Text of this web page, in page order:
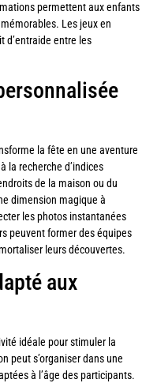
permettent aux enfants
Les jeux en
d’entraide entre les
la fête en une aventure
la recherche d’indices
de la maison ou du
dimension magique à
les photos instantanées
peuvent former des équipes
leurs découvertes.
aux
idéale pour stimuler la
peut s’organiser dans une
à l’âge des participants.